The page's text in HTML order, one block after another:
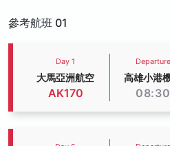
參考航班 01
Day 1
大馬亞洲航空
AK170
Departure
高雄小港
08:30